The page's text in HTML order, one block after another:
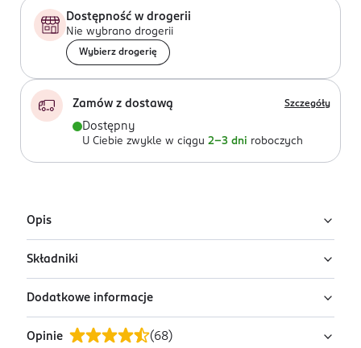
Dostępność w drogerii
Nie wybrano drogerii
Wybierz drogerię
Zamów z dostawą Szczegóły
Dostępny
U Ciebie zwykle w ciągu 2-3 dni roboczych
Opis
Ciastolina do kąpieli dla dzieci Plum! Czyściochowo w
różnych kolorach i zapachach to produkt, który
zaskoczy najmłodszych!
Składniki
Ingredients: ciastolina różowa o zapachu malinowym:
Zea Mays Starch, Talc, Glycerin, Sodium Laureth Sulfate,
Aqua, Parfum, Denatonium Benzoate, Sodium Sulfate, CI
Dodatkowe informacje
PRZYGOTOWANIE I STOSOWANIE
Opinie (68)